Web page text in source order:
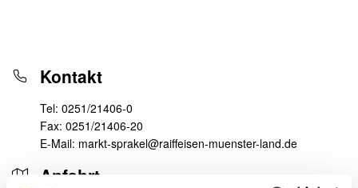
Kontakt
Tel: 0251/21406-0
Fax: 0251/21406-20
E-Mail: markt-sprakel@raiffeisen-muenster-land.de
Anfahrt